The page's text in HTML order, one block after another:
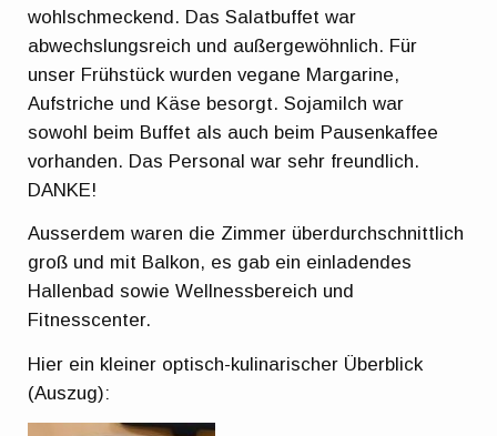
wohlschmeckend. Das Salatbuffet war
abwechslungsreich und außergewöhnlich. Für
unser Frühstück wurden vegane Margarine,
Aufstriche und Käse besorgt. Sojamilch war
sowohl beim Buffet als auch beim Pausenkaffee
vorhanden. Das Personal war sehr freundlich.
DANKE!
Ausserdem waren die Zimmer überdurchschnittlich
groß und mit Balkon, es gab ein einladendes
Hallenbad sowie Wellnessbereich und
Fitnesscenter.
Hier ein kleiner optisch-kulinarischer Überblick
(Auszug):